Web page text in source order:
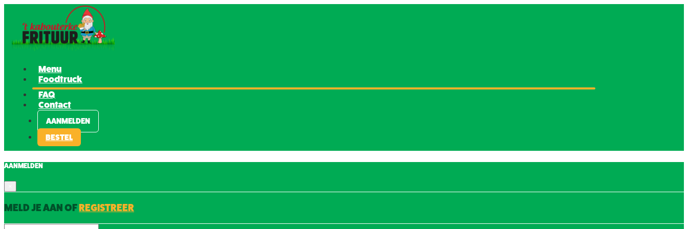
Menu
Foodtruck
FAQ
Contact
AANMELDEN
BESTEL
AANMELDEN
MELD JE AAN OFREGISTREER